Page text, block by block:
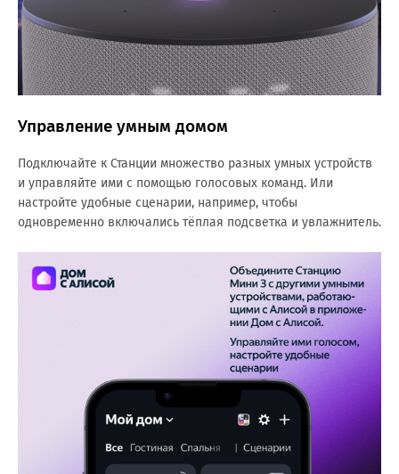
Управление умным домом
Подключайте к Станции множество разных умных устройств
и управляйте ими с помощью голосовых команд. Или
настройте удобные сценарии, например, чтобы
одновременно включались тёплая подсветка и увлажнитель.